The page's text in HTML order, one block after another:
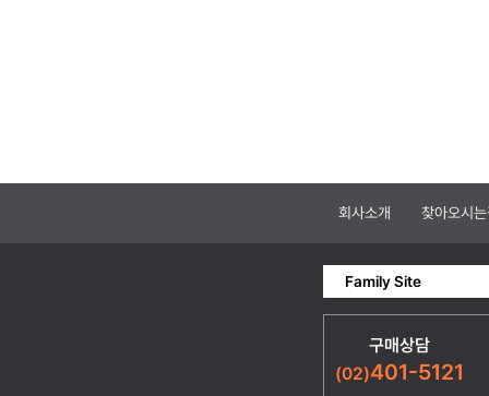
회사소개 찾아오시
Family Site
구매상담
(02)401-5121